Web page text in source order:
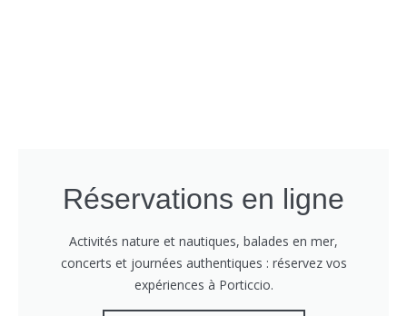
Réservations en ligne
Activités nature et nautiques, balades en mer,
concerts et journées authentiques : réservez vos
expériences à Porticcio.